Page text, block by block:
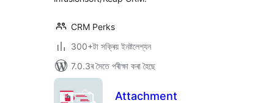
CRM Perks
300+টা সক্ৰিয় ইনষ্টলেশ্যন
7.0.3ৰ সৈতে পৰীক্ষা কৰা হৈছে
Attachment